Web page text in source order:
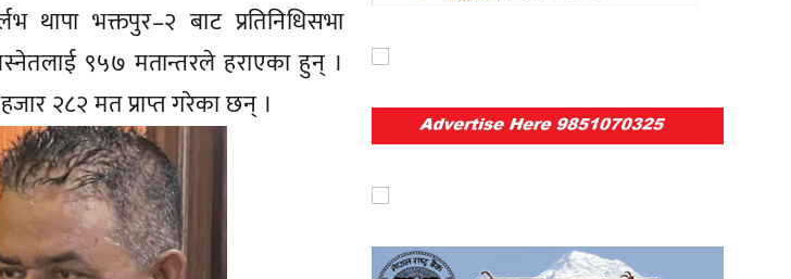
थापा भक्तपुर–२ बाट प्रतिनिधिसभा
९५७ मतान्तरले हराएका हुन् ।
२८२ मत प्राप्त गरेका छन् ।